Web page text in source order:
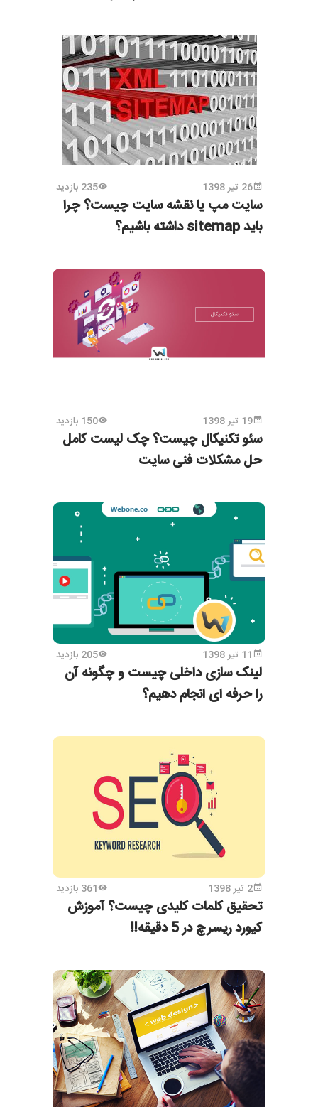
26 تیر 1398 235 بازدید
سایت مپ یا نقشه سایت چیست؟ چرا
باید sitemap داشته باشیم؟
19 تیر 1398 150 بازدید
سئو تکنیکال چیست؟ چک لیست کامل
حل مشکلات فنی سایت
11 تیر 1398 205 بازدید
لینک سازی داخلی چیست و چگونه آن
را حرفه ای انجام دهیم؟
2 تیر 1398 361 بازدید
تحقیق کلمات کلیدی چیست؟ آموزش
کیورد ریسرچ در 5 دقیقه!!